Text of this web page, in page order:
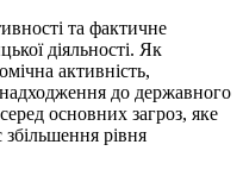
та фактичне
діяльності. Як
активність,
до державного
основних загроз, яке
рівня